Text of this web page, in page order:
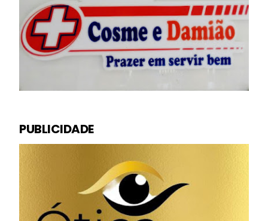
PUBLICIDADE